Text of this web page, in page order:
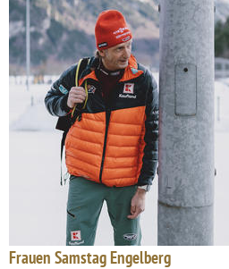
Frauen Samstag Engelberg